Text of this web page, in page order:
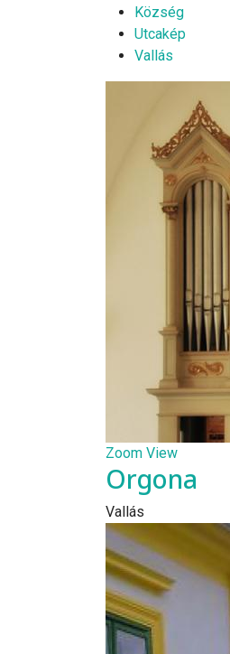
Község
Utcakép
Vallás
Zoom View
Orgona
Vallás